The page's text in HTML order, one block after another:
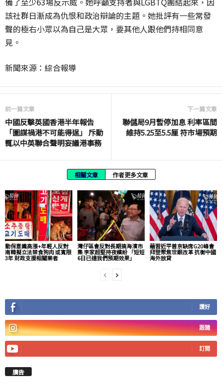
該社群日漸成為仇恨和政治辯論的主題。她批評有一些常發
聲的極右小眾以為自己是大眾，要其他人跟他們持相同意
見。
新聞來源：綜合報導
前一篇文章
中國反擊英國香港半年報告
「圖謀禍港不可能得逞」 斥動
輒以中英聯合聲明妄議港事務
下一篇文章
聯儲局9月暫停加息 利率區間
維持5.25至5.5厘 符市場預期
相關文章 作者更多文章
動保意識高漲+年輕人反對
南韓擬立法禁食狗肉 或寬限
3年 財政支援相關業者
灣仔區會反對長期搞海濱市
集 李家超堅持夜繽紛 「短短
6日已達我們預期效果」
藉習近平普京缺席G20峰會
拜登聚焦世銀改革 抗衡中國
海外放貸
讚好
跟隨
訂閱
廣告